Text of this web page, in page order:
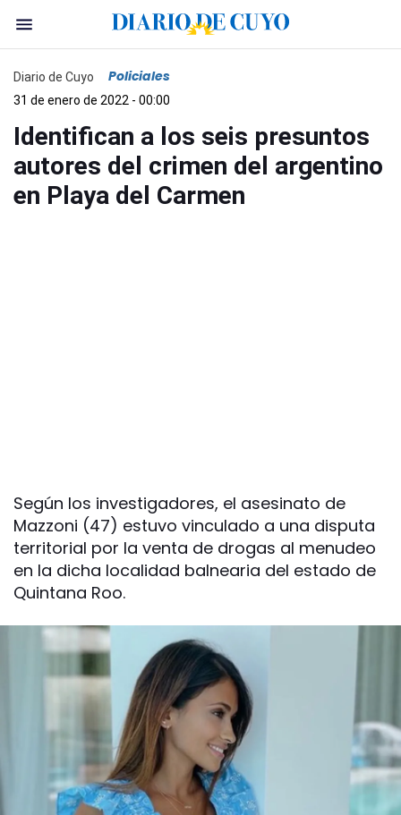
Diario de Cuyo Policiales
31 de enero de 2022 - 00:00
Identifican a los seis presuntos
autores del crimen del argentino
en Playa del Carmen
Según los investigadores, el asesinato de
Mazzoni (47) estuvo vinculado a una disputa
territorial por la venta de drogas al menudeo
en la dicha localidad balnearia del estado de
Quintana Roo.